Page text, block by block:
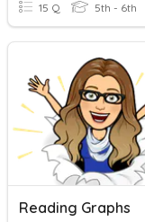
15 Q 5th - 6th
Reading Graphs